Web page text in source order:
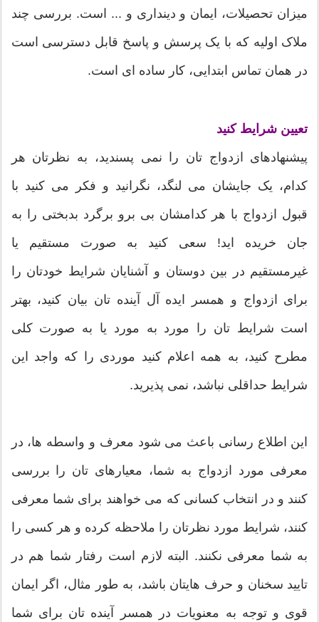
میزان تحصیلات، ایمان و دینداری و ... است. بررسی چند
ملاک اولیه که با یک پرسش و پاسخ قابل دسترسی است
در همان تماس ابتدایی، کار ساده ای است.
تعیین شرایط کنید
پیشنهادهای ازدواج تان را نمی پسندید، به نظرتان هر
کدام، یک جایشان می لنگد، نگرانید و فکر می کنید با
قبول ازدواج با هر کدامشان بی برو برگرد بدبختی را به
جان خریده اید! سعی کنید به صورت مستقیم یا
غیرمستقیم در بین دوستان و آشنایان شرایط خودتان را
برای ازدواج و همسر ایده آل آینده تان بیان کنید، بهتر
است شرایط تان را مورد به مورد یا به صورت کلی
مطرح کنید، به همه اعلام کنید موردی را که واجد این
شرایط حداقلی نباشد، نمی پذیرید.
این اطلاع رسانی باعث می شود معرف و واسطه ها، در
معرفی مورد ازدواج به شما، معیارهای تان را بررسی
کنند و در انتخاب کسانی که می خواهند برای شما معرفی
کنند، شرایط مورد نظرتان را ملاحظه کرده و هر کسی را
به شما معرفی نکنند. البته لازم است رفتار شما هم در
تایید سخنان و حرف هایتان باشد، به طور مثال، اگر ایمان
قوی و توجه به معنویات در همسر آینده تان برای شما